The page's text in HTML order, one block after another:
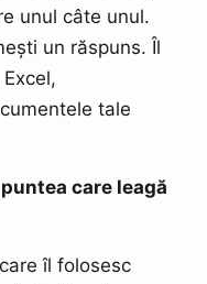
unul câte unul.
un răspuns. Îl
tale
care leagă
îl folosesc